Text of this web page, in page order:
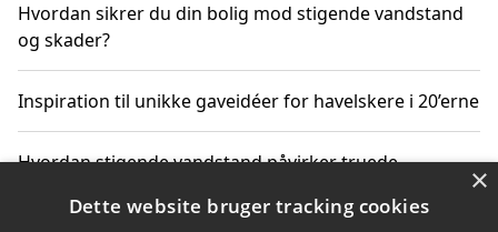
Hvordan sikrer du din bolig mod stigende vandstand
og skader?
Inspiration til unikke gaveidéer for havelskere i 20’erne
Hvordan stigende vandstand påvirker truede
×
Dette website bruger tracking cookies